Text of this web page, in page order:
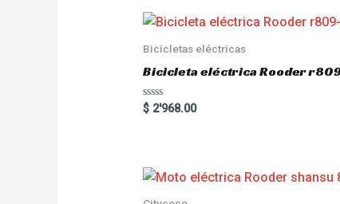
Bicicletas eléctricas
Bicicleta eléctrica Rooder
R
a
o
u
o
$2'968.00